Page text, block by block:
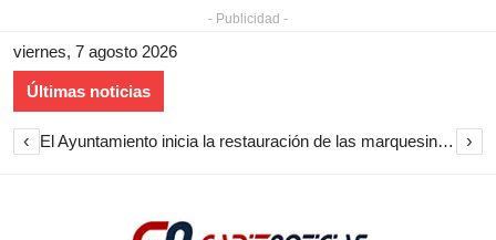
- Publicidad -
viernes, 7 agosto 2026
Últimas noticias
‹ El Ayuntamiento inicia la restauración de las marquesinas de Plaza Esteve para volver a instalarlas en el centro de Jerez ›